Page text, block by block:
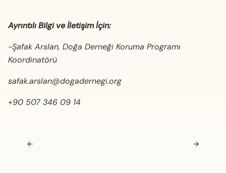
Ayrıntılı Bilgi ve İletişim İçin:
-Şafak Arslan, Doğa Derneği Koruma Programı
Koordinatörü
safak.arslan@dogadernegi.org
+90 507 346 09 14
Navigasyon sonrası
← →